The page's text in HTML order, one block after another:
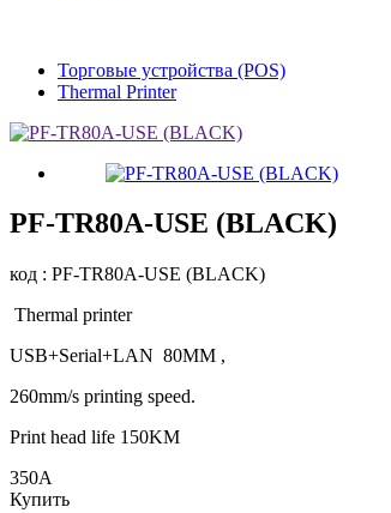
Торговые устройства (POS)
Thermal Printer
PF-TR80A-USE (BLACK)
код : PF-TR80A-USE (BLACK)
Thermal printer
USB+Serial+LAN 80MM ,
260mm/s printing speed.
Print head life 150KM
350A
Купить